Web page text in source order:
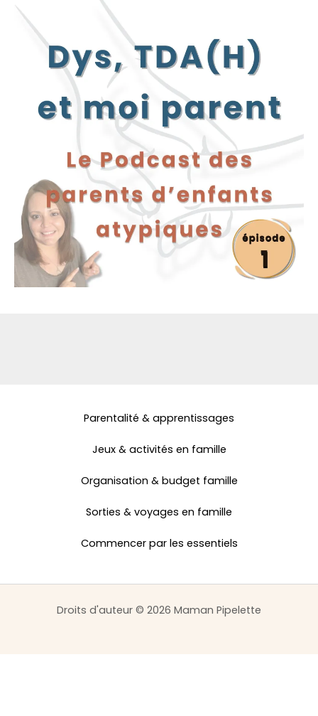
Parentalité & apprentissages
Jeux & activités en famille
Organisation & budget famille
Sorties & voyages en famille
Commencer par les essentiels
Droits d'auteur © 2026 Maman Pipelette